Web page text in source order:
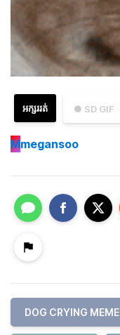
● SD GIF
អក្សររត់
Mmegansoo
DOG CRYING MEME